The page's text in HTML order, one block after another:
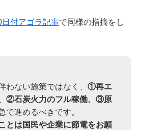
付アゴラ記事で同様の指摘をし
わない施策ではなく、 ①再エ
②石炭火力のフル稼働、③原
で進めるべきです。
とは国民や企業に節電をお願